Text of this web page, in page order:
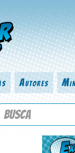
Autores
Procure por título